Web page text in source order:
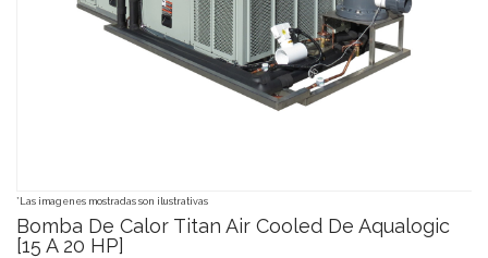
*Las imagenes mostradas son ilustrativas
Bomba De Calor Titan Air Cooled De Aqualogic
[15 A 20 HP]